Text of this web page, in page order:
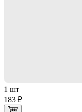
1 шт
183 ₽